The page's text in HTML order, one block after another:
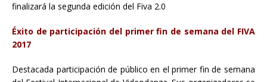
finalizará la segunda edición del Fiva 2.0
Éxito de participación del primer fin de semana del FIVA
2017
Destacada participación de público en el primer fin de semana